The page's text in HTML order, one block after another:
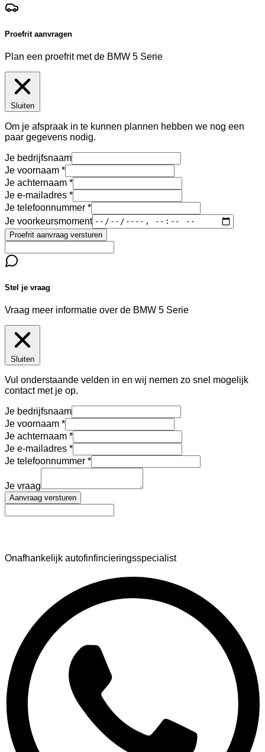
Proefrit aanvragen
Plan een proefrit met de BMW 5 Serie
Sluiten
Om je afspraak in te kunnen plannen hebben we nog een
paar gegevens nodig.
Je bedrijfsnaam
Je voornaam
Je achternaam
Je e-mailadres
Je telefoonnummer
Je voorkeursmoment
Proefrit aanvraag versturen
Stel je vraag
Vraag meer informatie over de BMW 5 Serie
Sluiten
Vul onderstaande velden in en wij nemen zo snel mogelijk
contact met je op.
Je bedrijfsnaam
Je voornaam
Je achternaam
Je e-mailadres
Je telefoonnummer
Je vraag
Aanvraag versturen
Onafhankelijk autofinfincieringsspecialist